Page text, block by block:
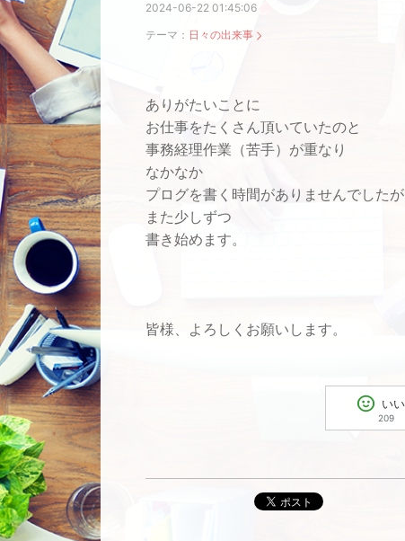
2024-06-22 01:45:06
テーマ： 日々の出来事
ありがたいことに
お仕事をたくさん頂いていたのと
事務経理作業（苦手）が重なり
なかなか
プログを書く時間がありませんでしたが
また少しずつ
書き始めます。
皆様、よろしくお願いします。
い
209
ポスト